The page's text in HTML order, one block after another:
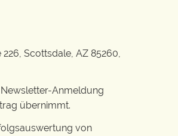
Scottsdale, AZ 85260,
Anmeldung
übernimmt.
von